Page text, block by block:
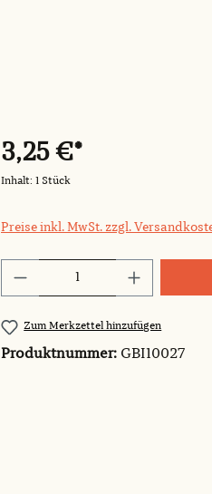
3,25 €*
Inhalt: 1 Stück
Preise inkl. MwSt. zzgl.
Produkt Anzahl:
Zum Merkzettel hinzufügen
Produktnummer: GBI10027